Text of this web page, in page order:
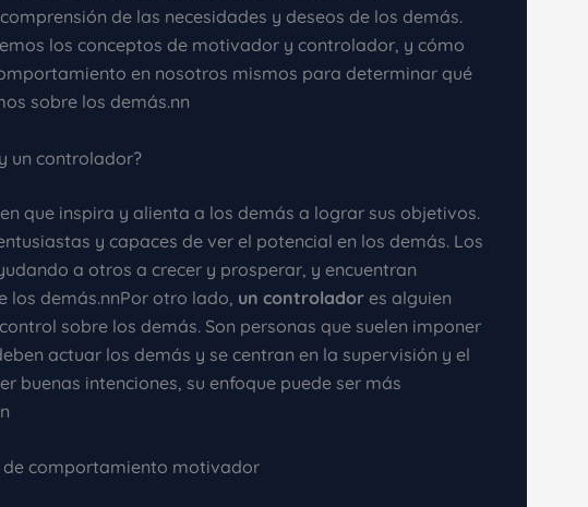
de las necesidades y deseos de los demás.
los conceptos de motivador y controlador, y cómo
en nosotros mismos para determinar qué
sobre los demás.nn
un controlador?
que inspira y alienta a los demás a lograr sus objetivos.
y capaces de ver el potencial en los demás. Los
a otros a crecer y prosperar, y encuentran
los demás.nnPor otro lado, un controlador es alguien
sobre los demás. Son personas que suelen imponer
actuar los demás y se centran en la supervisión y el
buenas intenciones, su enfoque puede ser más
de comportamiento motivador